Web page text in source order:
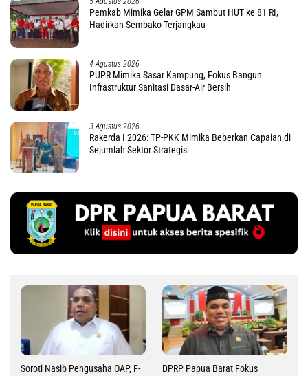
Pemkab Mimika Gelar GPM Sambut HUT ke 81 RI,
Hadirkan Sembako Terjangkau
4 Agustus 2026
PUPR Mimika Sasar Kampung, Fokus Bangun
Infrastruktur Sanitasi Dasar-Air Bersih
3 Agustus 2026
Rakerda I 2026: TP-PKK Mimika Beberkan Capaian di
Sejumlah Sektor Strategis
Soroti Nasib Pengusaha OAP, F-
DPRP Papua Barat Fokus